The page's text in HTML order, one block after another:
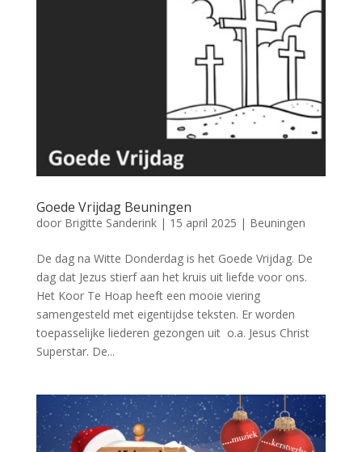
Goede Vrijdag Beuningen
door Brigitte Sanderink| 15 april 2025 | Beuningen
De dag na Witte Donderdag is het Goede Vrijdag. De
dag dat Jezus stierf aan het kruis uit liefde voor ons.
Het Koor Te Hoap heeft een mooie viering
samengesteld met eigentijdse teksten. Er worden
toepasselijke liederen gezongen uit o.a. Jesus Christ
Superstar. De...